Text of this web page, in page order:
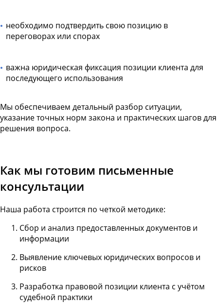
необходимо подтвердить свою позицию в
переговорах или спорах
важна юридическая фиксация позиции клиента для
последующего использования
Мы обеспечиваем детальный разбор ситуации,
указание точных норм закона и практических шагов для
решения вопроса.
Как мы готовим письменные
консультации
Наша работа строится по четкой методике:
Сбор и анализ предоставленных документов и
информации
Выявление ключевых юридических вопросов и
рисков
Разработка правовой позиции клиента с учётом
судебной практики